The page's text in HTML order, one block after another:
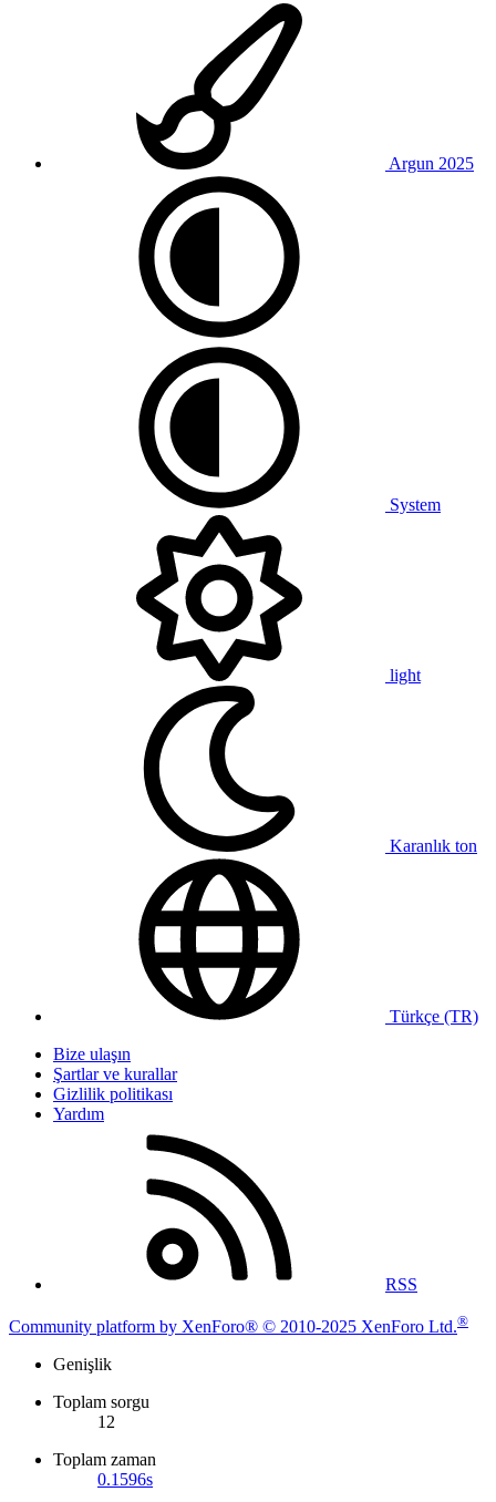
Argun 2025
System
light
Karanlık ton
Türkçe (TR)
Bize ulaşın
Şartlar ve kurallar
Gizlilik politikası
Yardım
RSS
Community platform by XenForo® © 2010-2025 XenForo Ltd.®
Genişlik
Toplam sorgu
12
Toplam zaman
0.1596s